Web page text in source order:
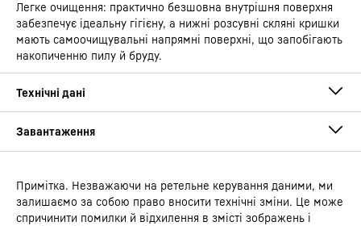
Легке очищення: практично безшовна внутрішня поверхня
забезпечує ідеальну гігієну, а нижні розсувні скляні кришки
мають самоочищувальні напрямні поверхні, що запобігають
накопиченню пилу й бруду.
Група товарів Plug-in island freezer
Інструкції з користування
Примітка. Незважаючи на ретельне керування даними, ми
залишаємо за собою право вносити технічні зміни. Це може
спричинити помилки й відхилення в змісті зображень і